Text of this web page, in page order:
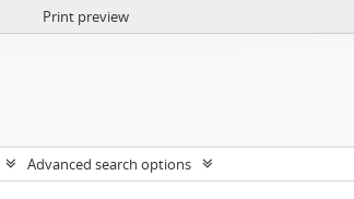
Print preview
Advanced search options